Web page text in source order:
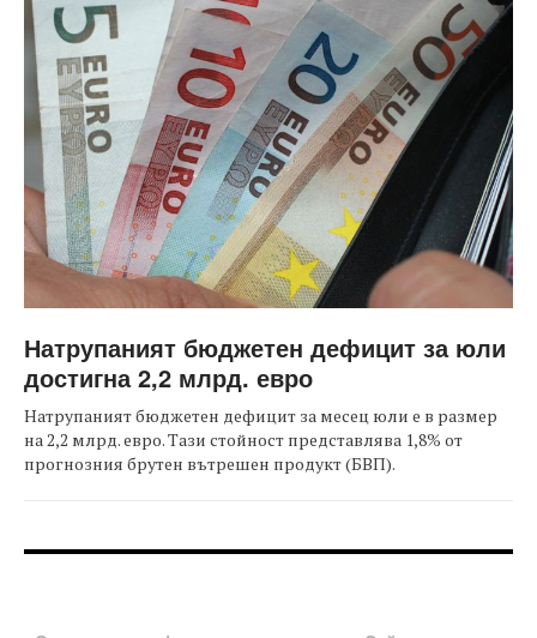
Натрупаният бюджетен дефицит за юли
достигна 2,2 млрд. евро
Натрупаният бюджетен дефицит за месец юли е в размер
на 2,2 млрд. евро. Тази стойност представлява 1,8% от
прогнозния брутен вътрешен продукт (БВП).